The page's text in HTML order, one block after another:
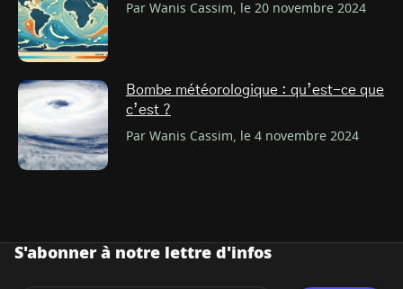
Par Wanis Cassim, le 20 novembre 2024
Bombe météorologique : qu’est-ce que
c’est ?
Par Wanis Cassim, le 4 novembre 2024
S'abonner à notre lettre d'infos